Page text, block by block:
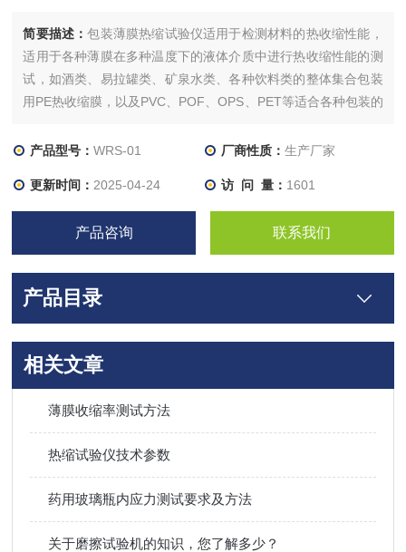
简要描述：包装薄膜热缩试验仪适用于检测材料的热收缩性能，
适用于各种薄膜在多种温度下的液体介质中进行热收缩性能的测
试，如酒类、易拉罐类、矿泉水类、各种饮料类的整体集合包装
用PE热收缩膜，以及PVC、POF、OPS、PET等适合各种包装的
其他具有受热收缩性能的材料。
产品型号：WRS-01 厂商性质： 生产厂家
更新时间： 2025-04-24 访 问 量： 1601
产品咨询 联系我们
产品目录
相关文章
薄膜收缩率测试方法
热缩试验仪技术参数
药用玻璃瓶内应力测试要求及方法
关于磨擦试验机的知识，您了解多少？